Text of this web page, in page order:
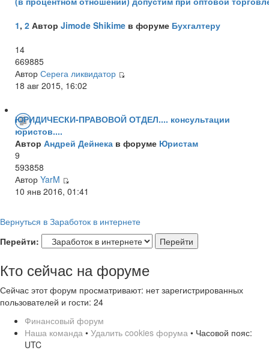
1, 2 Автор Jimode Shikime в форуме Бухгалтеру
14
669885
Автор Серега ликвидатор
18 авг 2015, 16:02
ЮРИДИЧЕСКИ-ПРАВОВОЙ ОТДЕЛ.... консультации
юристов....
Автор Андрей Дейнека в форуме Юристам
9
593858
Автор YarM
10 янв 2016, 01:41
Вернуться в Заработок в интернете
Перейти:
Кто сейчас на форуме
Сейчас этот форум просматривают: нет зарегистрированных
пользователей и гости: 24
Финансовый форум
Наша команда • Удалить cookies форума • Часовой пояс:
UTC